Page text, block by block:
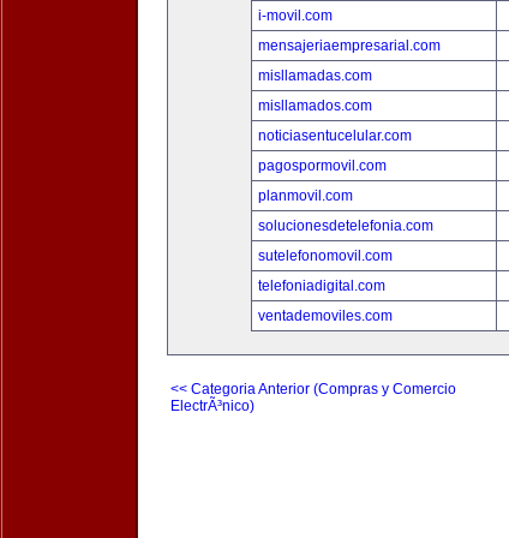
i-movil.com
mensajeriaempresarial.com
misllamadas.com
misllamados.com
noticiasentucelular.com
pagospormovil.com
planmovil.com
solucionesdetelefonia.com
sutelefonomovil.com
telefoniadigital.com
ventademoviles.com
<< Categoria Anterior (Compras y Comercio
ElectrÃ³nico)